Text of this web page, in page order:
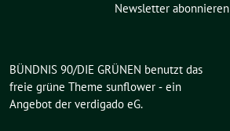
Newsletter abonnieren
BÜNDNIS 90/DIE GRÜNEN benutzt das
freie grüne Theme sunflower ‐ ein
Angebot der verdigado eG.